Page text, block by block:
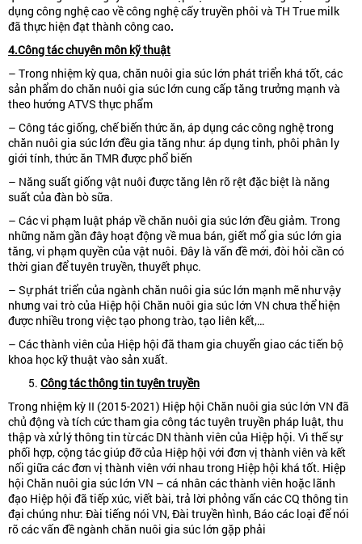
dụng công nghệ cao về công nghệ cấy truyền phôi và TH True milk
đã thực hiện đạt thành công cao.
4.Công tác chuyên môn kỹ thuật
– Trong nhiệm kỳ qua, chăn nuôi gia súc lớn phát triển khá tốt, các
sản phẩm do chăn nuôi gia súc lớn cung cấp tăng trưởng mạnh và
theo hướng ATVS thực phẩm
– Công tác giống, chế biến thức ăn, áp dụng các công nghệ trong
chăn nuôi gia súc lớn đều gia tăng như: áp dụng tinh, phôi phân ly
giới tính, thức ăn TMR được phổ biến
– Năng suất giống vật nuôi được tăng lên rõ rệt đặc biệt là năng
suất của đàn bò sữa.
– Các vi phạm luật pháp về chăn nuôi gia súc lớn đều giảm. Trong
những năm gần đây hoạt động về mua bán, giết mổ gia súc lớn gia
tăng, vi phạm quyền của vật nuôi. Đây là vấn đề mới, đòi hỏi cần có
thời gian để tuyên truyền, thuyết phục.
– Sự phát triển của ngành chăn nuôi gia súc lớn mạnh mẽ như vậy
nhưng vai trò của Hiệp hội Chăn nuôi gia súc lớn VN chưa thể hiện
được nhiều trong việc tạo phong trào, tạo liên kết,…
– Các thành viên của Hiệp hội đã tham gia chuyển giao các tiến bộ
khoa học kỹ thuật vào sản xuất.
Công tác thông tin tuyên truyền
Trong nhiệm kỳ II (2015-2021) Hiệp hội Chăn nuôi gia súc lớn VN đã
chủ động và tích cức tham gia công tác tuyên truyền pháp luật, thu
thập và xử lý thông tin từ các DN thành viên của Hiệp hội. Vì thế sự
phối hợp, cộng tác giúp đỡ của Hiệp hội với đơn vị thành viên và kết
nối giữa các đơn vị thành viên với nhau trong Hiệp hội khá tốt. Hiệp
hội Chăn nuôi gia súc lớn VN – cá nhân các thành viên hoặc lãnh
đạo Hiệp hội đã tiếp xúc, viết bài, trả lời phỏng vấn các CQ thông tin
đại chúng như: Đài tiếng nói VN, Đài truyền hình, Báo các loại để nói
rõ các vấn đề ngành chăn nuôi gia súc lớn gặp phải